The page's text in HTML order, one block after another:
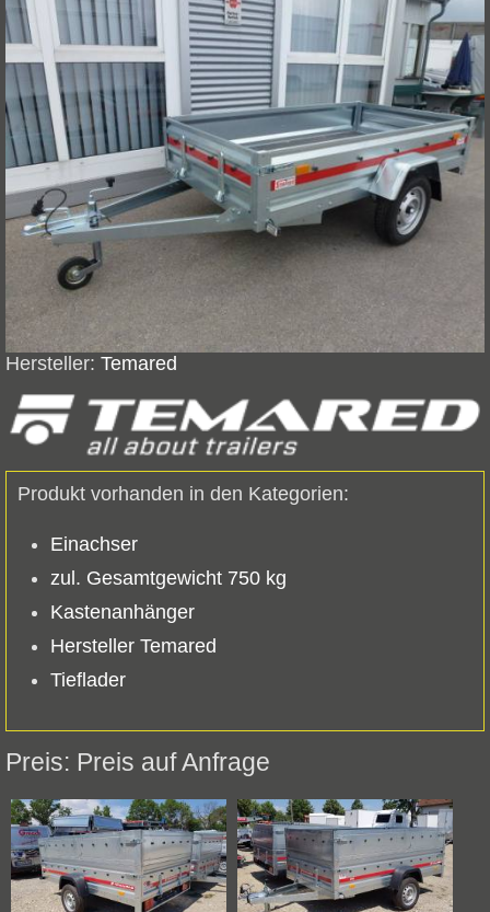
Hersteller: Temared
Produkt vorhanden in den Kategorien:
Einachser
zul. Gesamtgewicht 750 kg
Kastenanhänger
Hersteller Temared
Tieflader
Preis auf Anfrage
Kontakt
Datenschutz
Cookie Einstellungen